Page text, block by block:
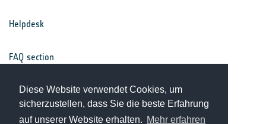
Diese Website verwendet Cookies, um
sicherzustellen, dass Sie die beste Erfahrung
auf unserer Website erhalten. Mehr erfahren
Helpdesk
FAQ section
Nutzungsbedingungen